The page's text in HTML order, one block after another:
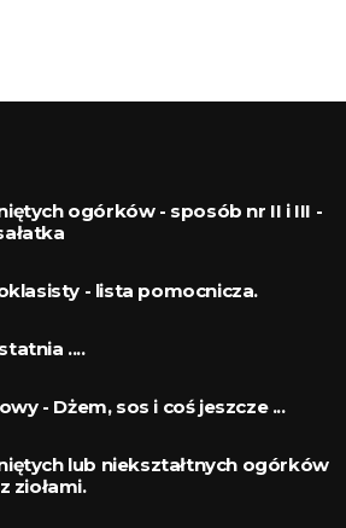
ogórków - sposób nr II i III -
- lista pomocnicza.
....
- Dżem, sos i coś jeszcze ...
lub niekształtnych ogórków
ziołami.